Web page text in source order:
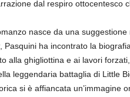
dal respiro ottocentesco
nasce da una
, Pasquini ha incontrato la
alla ghigliottina e ai lavori
leggendaria battaglia di Little
si è affiancata un’immagine